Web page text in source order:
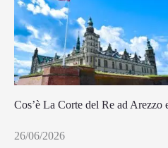
Cos’è La Corte del Re ad
26/06/2026